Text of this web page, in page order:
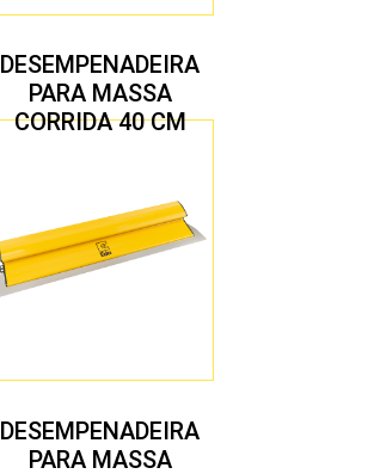
DESEMPENADEIRA
PARA MASSA
CORRIDA 40 CM
DESEMPENADEIRA
PARA MASSA